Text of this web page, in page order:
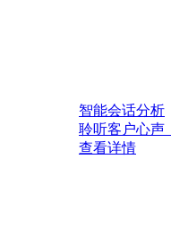
智能会话分析
聆听客户心声
查看详情